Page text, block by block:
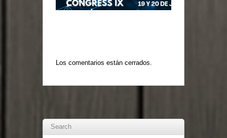
Los comentarios están cerrados.
Search